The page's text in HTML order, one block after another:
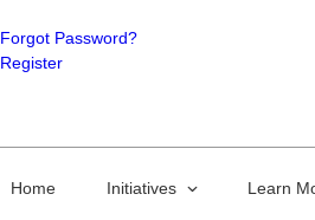
Forgot Password?
Register
Home Initiatives Learn